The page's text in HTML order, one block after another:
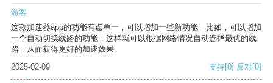
游客
这款加速器app的功能有点单一，可以增加一些新功能。比如，可以增加
一个自动切换线路的功能，这样就可以根据网络情况自动选择最优的线
路，从而获得更好的加速效果。
2025-02-09
支持[0] 反对[0]